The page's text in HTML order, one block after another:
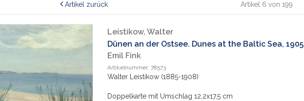
Artikel zurück Artikel 6 von 199
Leistikow, Walter
Dünen an der Ostsee. Dunes at the Baltic Sea, 1905
Emil Fink
Artikelnummer: 78573
Walter Leistikow (1885-1908)
Doppelkarte mit Umschlag 12,2x17,5 cm